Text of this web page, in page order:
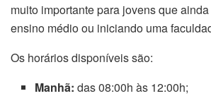
muito importante para jovens que
ensino médio ou iniciando uma
Os horários disponíveis são:
Manhã: das 08:00h às 12:00h;